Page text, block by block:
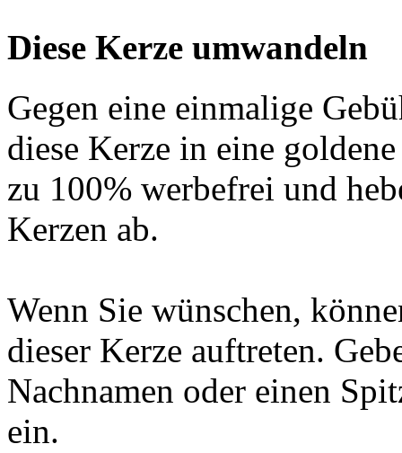
Diese Kerze umwandeln
Gegen eine einmalige
diese Kerze in eine
zu 100% werbefrei und
Kerzen ab.
Wenn Sie wünschen,
dieser Kerze auftreten.
Nachnamen oder einen
ein.